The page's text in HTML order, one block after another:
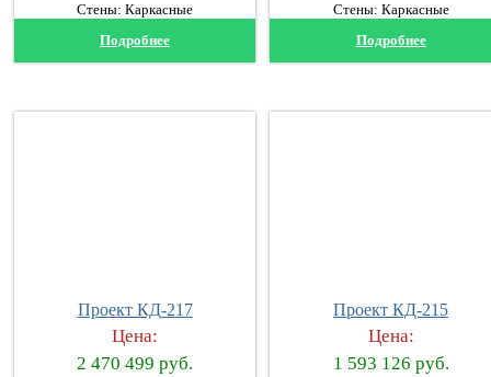
Стены: Каркасные
Подробнее
Стены: Каркасные
Подробнее
Проект КД-217
Цена:
2 470 499 руб.
Проект КД-215
Цена:
1 593 126 руб.